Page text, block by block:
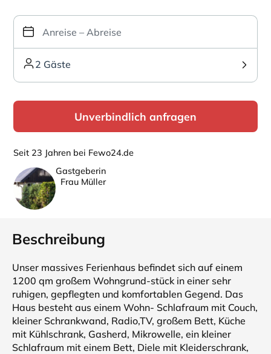
2 Gäste
Unverbindlich anfragen
Seit 23 Jahren bei Fewo24.de
Gastgeberin
Frau Müller
Beschreibung
Unser massives Ferienhaus befindet sich auf einem
1200 qm großem Wohngrund-stück in einer sehr
ruhigen, gepflegten und komfortablen Gegend. Das
Haus besteht aus einem Wohn- Schlafraum mit Couch,
kleiner Schrankwand, Radio,TV, großem Bett, Küche
mit Kühlschrank, Gasherd, Mikrowelle, ein kleiner
Schlafraum mit einem Bett, Diele mit Kleiderschrank,